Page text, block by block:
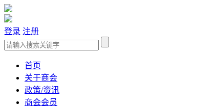
登录 注册
首页
关于商会
政策/资讯
商会会员